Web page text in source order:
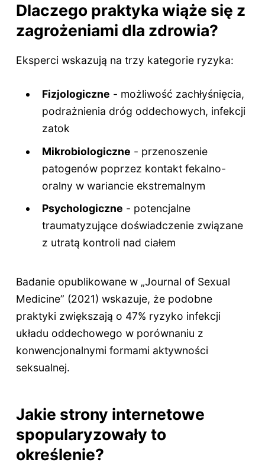
Dlaczego praktyka wiąże się z
zagrożeniami dla zdrowia?
Eksperci wskazują na trzy kategorie ryzyka:
Fizjologiczne - możliwość zachłyśnięcia,
podrażnienia dróg oddechowych, infekcji
zatok
Mikrobiologiczne - przenoszenie
patogenów poprzez kontakt fekalno-
oralny w wariancie ekstremalnym
Psychologiczne - potencjalne
traumatyzujące doświadczenie związane
z utratą kontroli nad ciałem
Badanie opublikowane w „Journal of Sexual
Medicine” (2021) wskazuje, że podobne
praktyki zwiększają o 47% ryzyko infekcji
układu oddechowego w porównaniu z
konwencjonalnymi formami aktywności
seksualnej.
Jakie strony internetowe
spopularyzowały to
określenie?